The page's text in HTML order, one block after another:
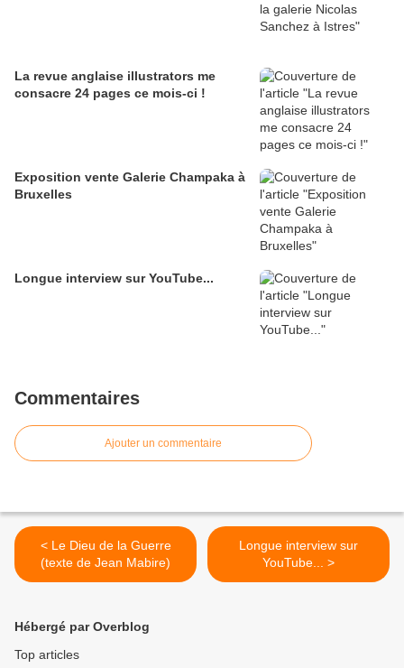
La revue anglaise illustrators me
consacre 24 pages ce mois-ci !
Exposition vente Galerie Champaka à
Bruxelles
Longue interview sur YouTube...
Commentaires
Ajouter un commentaire
< Le Dieu de la Guerre
(texte de Jean Mabire)
Longue interview sur
YouTube... >
Hébergé par Overblog
Top articles